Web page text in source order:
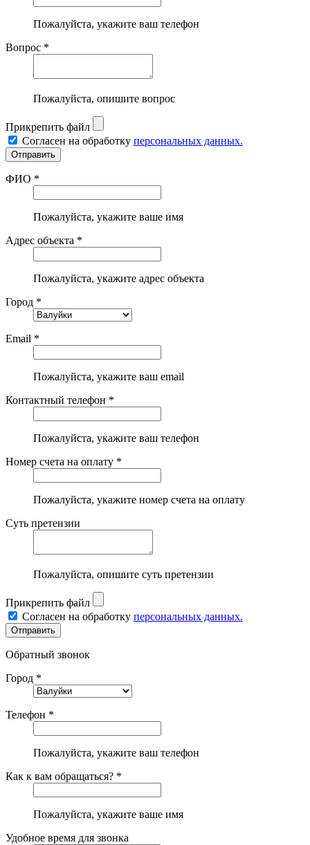
Пожалуйста, укажите ваш телефон
Вопрос *
Пожалуйста, опишите вопрос
Прикрепить файл
Согласен на обработку персональных данных.
ФИО *
Пожалуйста, укажите ваше имя
Адрес объекта *
Пожалуйста, укажите адрес объекта
Город *
Email *
Пожалуйста, укажите ваш email
Контактный телефон *
Пожалуйста, укажите ваш телефон
Номер счета на оплату *
Пожалуйста, укажите номер счета на оплату
Суть претензии
Пожалуйста, опишите суть претензии
Прикрепить файл
Согласен на обработку персональных данных.
Обратный звонок
Город *
Телефон *
Пожалуйста, укажите ваш телефон
Как к вам обращаться? *
Пожалуйста, укажите ваше имя
Удобное время для звонка